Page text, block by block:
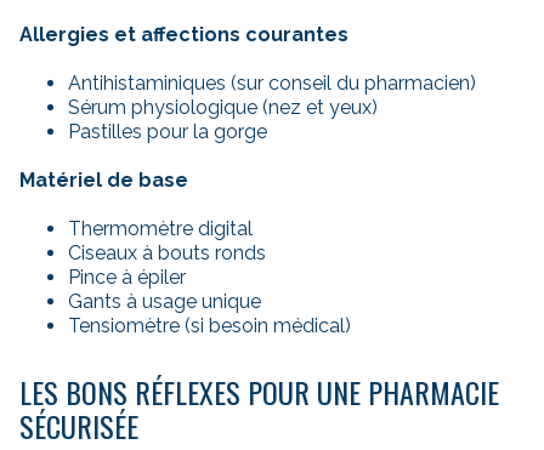
Allergies et affections courantes
Antihistaminiques (sur conseil du pharmacien)
Sérum physiologique (nez et yeux)
Pastilles pour la gorge
Matériel de base
Thermomètre digital
Ciseaux à bouts ronds
Pince à épiler
Gants à usage unique
Tensiomètre (si besoin médical)
LES BONS RÉFLEXES POUR UNE PHARMACIE
SÉCURISÉE